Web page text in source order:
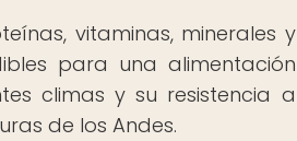
vitaminas, minerales y
para una alimentación
climas y su resistencia a
de los Andes.